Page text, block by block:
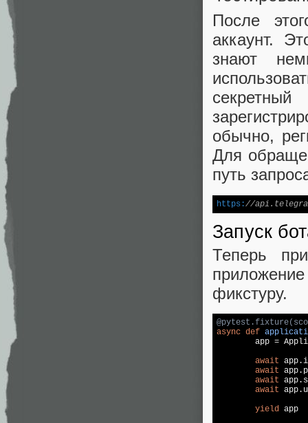
После
аккаунт.
знают
обычно,
Для
путь
https://
Запуск
Теперь
фикстуру.
async def
app =
await
await
await
await
yield app